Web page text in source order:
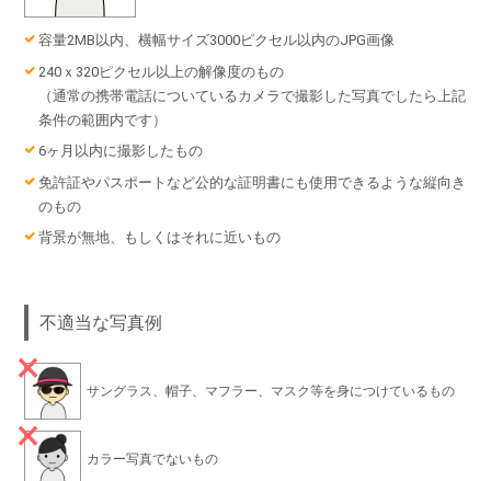
容量2MB以内、横幅サイズ3000ピクセル以内のJPG画像
240ｘ320ピクセル以上の解像度のもの
（通常の携帯電話についているカメラで撮影した写真でしたら上記
条件の範囲内です）
6ヶ月以内に撮影したもの
免許証やパスポートなど公的な証明書にも使用できるような縦向き
のもの
背景が無地、もしくはそれに近いもの
不適当な写真例
サングラス、帽子、マフラー、マスク等を身につけているもの
カラー写真でないもの